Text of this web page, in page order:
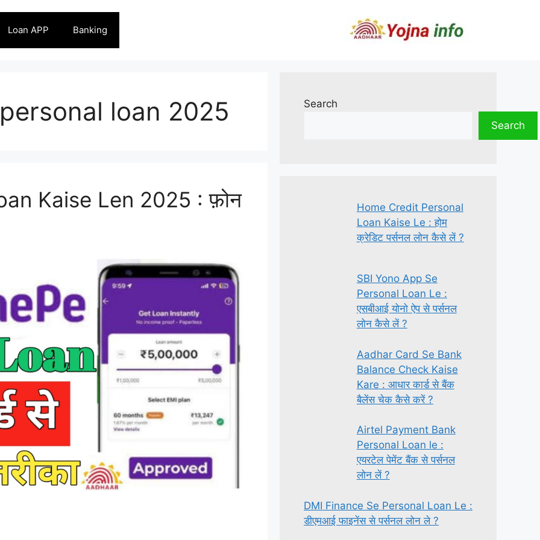
Loan APP Banking
loan 2025
Kaise Len 2025 : फ़ोन
Search
Search
Home Credit Personal
Loan Kaise Le : होम
क्रेडिट पर्सनल लोन कैसे लें ?
SBI Yono App Se
Personal Loan Le :
एसबीआई योनो ऐप से पर्सनल
लोन कैसे लें ?
Aadhar Card Se Bank
Balance Check Kaise
Kare : आधार कार्ड से बैंक
बैलेंस चेक कैसे करें ?
Airtel Payment Bank
Personal Loan le :
एयरटेल पेमेंट बैंक से पर्सनल
लोन लें ?
DMI Finance Se Personal Loan Le :
डीएमआई फाइनेंस से पर्सनल लोन ले ?